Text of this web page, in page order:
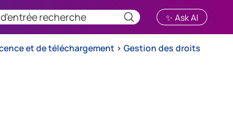
✨ Ask AI
et de téléchargement > Gestion des droits